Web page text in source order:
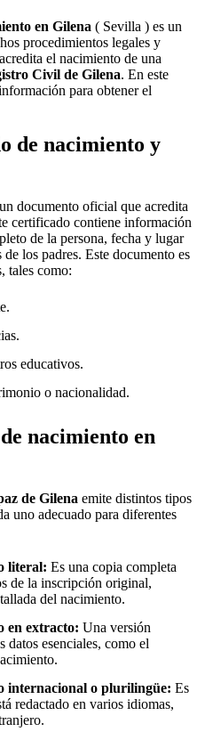
en Gilena ( Sevilla ) es un
procedimientos legales y
el nacimiento de una
Civil de Gilena. En este
para obtener el
de nacimiento y
documento oficial que acredita
certificado contiene información
de la persona, fecha y lugar
los padres. Este documento es
tales como:
educativos.
o nacionalidad.
nacimiento en
de Gilena emite distintos tipos
uno adecuado para diferentes
literal: Es una copia completa
de la inscripción original,
del nacimiento.
en extracto: Una versión
esenciales, como el
internacional o plurilingüe: Es
redactado en varios idiomas,